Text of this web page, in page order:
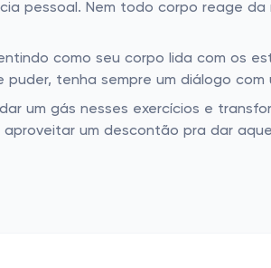
pessoal. Nem todo corpo reage
como seu corpo lida com os
tenha sempre um diálogo
um gás nesses exercícios e
um descontão pra dar